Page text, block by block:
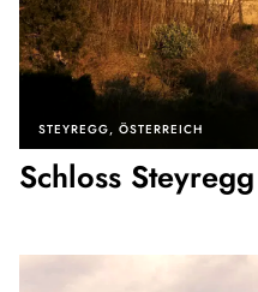
STEYREGG ÖSTERREICH
Schloss Steyregg